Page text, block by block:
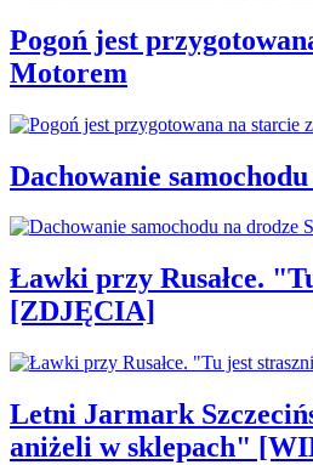
Pogoń jest
Motorem
Dachowanie
Ławki przy Rusałce.
[ZDJĘCIA]
Letni Jarmark
aniżeli w sklepach"